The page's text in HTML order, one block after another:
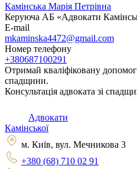
Камінська Марія Петрівна
Керуюча АБ «Адвокати
E-mail
mkaminska4472@gmail.com
Номер телефону
+380687100291
Отримай кваліфіковану
спадщини.
Консультація адвоката зі
Адвокати
Камінської
м. Київ, вул. Мечникова 3
+380 (68) 710 02 91